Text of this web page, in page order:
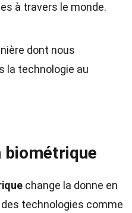
à travers le monde.
dont nous
la technologie au
change la donne en
des technologies comme